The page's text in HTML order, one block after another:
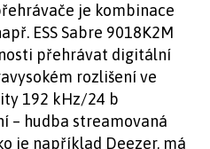
je kombinace
ESS Sabre 9018K2M
přehrávat digitální
rozlišení ve
192 kHz/24 b
– hudba streamovaná
je například Deezer, má